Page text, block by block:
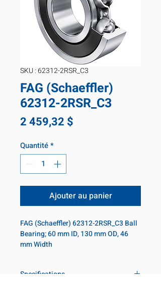
SKU : 62312-2RSR_C3
FAG (Schaeffler)
62312-2RSR_C3
2 459,32 $
Quantité*
Ajouter au panier
FAG (Schaeffler) 62312-2RSR_C3 Ball
Bearing; 60 mm ID, 130 mm OD, 46
mm Width
Specifications